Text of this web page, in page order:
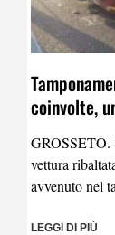
coinvolte,
GROSSETO.
vettura
avvenuto nel
LEGGI DI PIÙ